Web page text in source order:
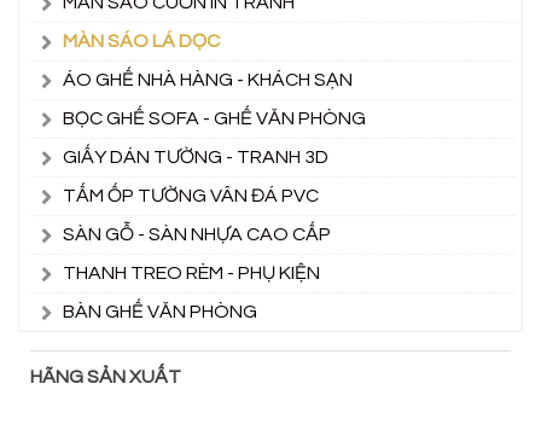
MÀN SÁO LÁ DỌC
ÁO GHẾ NHÀ HÀNG - KHÁCH SẠN
BỌC GHẾ SOFA - GHẾ VĂN PHÒNG
GIẤY DÁN TƯỜNG - TRANH 3D
TẤM ỐP TƯỜNG VÂN ĐÁ PVC
SÀN GỖ - SÀN NHỰA CAO CẤP
THANH TREO RÈM - PHỤ KIỆN
BÀN GHẾ VĂN PHÒNG
HÃNG SẢN XUẤT